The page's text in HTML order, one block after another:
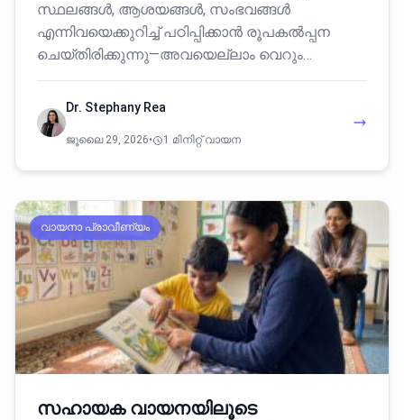
സ്ഥലങ്ങൾ, ആശയങ്ങൾ, സംഭവങ്ങൾ
എന്നിവയെക്കുറിച്ച് പഠിപ്പിക്കാൻ രൂപകൽപ്പന
ചെയ്തിരിക്കുന്നു—അവയെല്ലാം വെറും…
Dr. Stephany Rea
ജൂലൈ 29, 2026• 1 മിനിറ്റ് വായന
വായനാ പ്രാവീണ്യം
സഹായക വായനയിലൂടെ